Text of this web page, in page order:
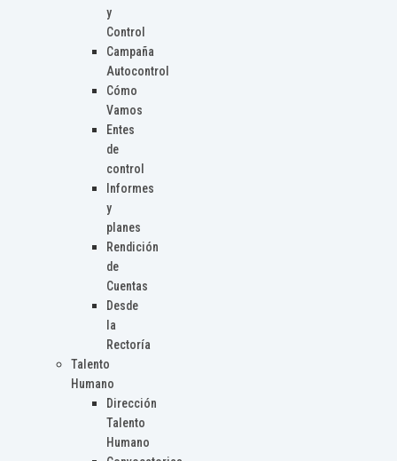
y
Control
Campaña
Autocontrol
Cómo
Vamos
Entes
de
control
Informes
y
planes
Rendición
de
Cuentas
Desde
la
Rectoría
Talento
Humano
Dirección
Talento
Humano